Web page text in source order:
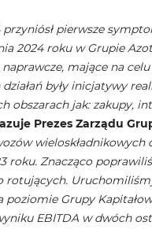
pierwsze
2024 roku w Grupie
mające na
były inicjatywy
jak: zakupy,
Prezes Zarządu
wieloskładnikowych
roku. Znacząco
rotujących.
Grupy
EBITDA w dwóch